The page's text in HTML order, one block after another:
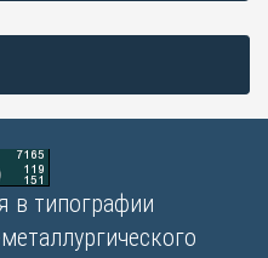
в типографии